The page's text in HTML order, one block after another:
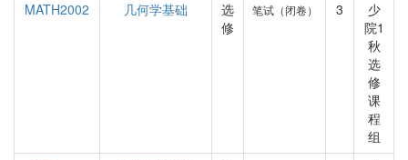
MATH2002
几何学基础
选
修
笔试（闭卷） 3
少
院1
秋
选
修
课
程
组